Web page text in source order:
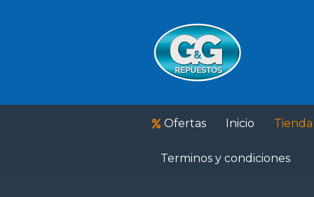
Ofertas Inicio Tienda
Terminos y condiciones